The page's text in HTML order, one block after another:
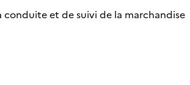
et de suivi de la marchandise